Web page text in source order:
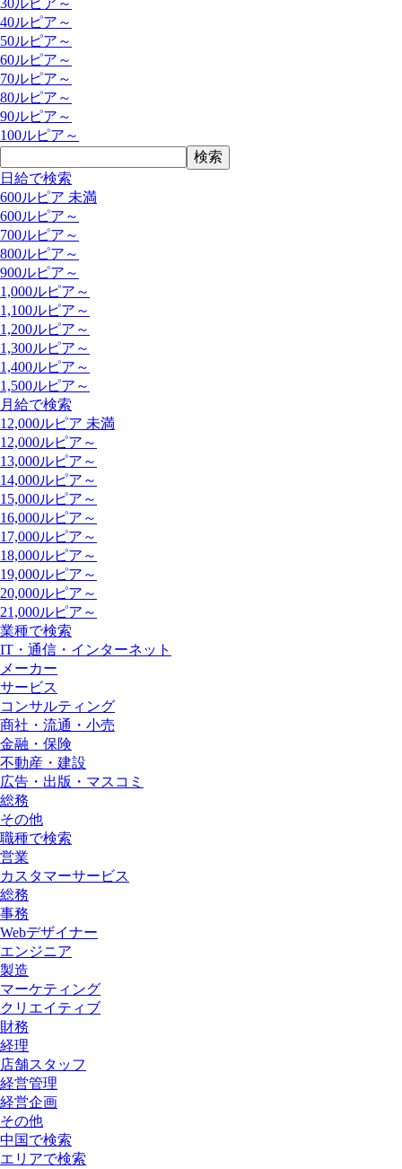
30ルピア～
40ルピア～
50ルピア～
60ルピア～
70ルピア～
80ルピア～
90ルピア～
100ルピア～
日給で検索
600ルピア 未満
600ルピア～
700ルピア～
800ルピア～
900ルピア～
1,000ルピア～
1,100ルピア～
1,200ルピア～
1,300ルピア～
1,400ルピア～
1,500ルピア～
月給で検索
12,000ルピア 未満
12,000ルピア～
13,000ルピア～
14,000ルピア～
15,000ルピア～
16,000ルピア～
17,000ルピア～
18,000ルピア～
19,000ルピア～
20,000ルピア～
21,000ルピア～
業種で検索
IT・通信・インターネット
メーカー
サービス
コンサルティング
商社・流通・小売
金融・保険
不動産・建設
広告・出版・マスコミ
総務
その他
職種で検索
営業
カスタマーサービス
総務
事務
Webデザイナー
エンジニア
製造
マーケティング
クリエイティブ
財務
経理
店舗スタッフ
経営管理
経営企画
その他
中国で検索
エリアで検索